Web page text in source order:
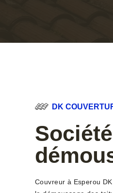
DK
Couvreur à Esperou